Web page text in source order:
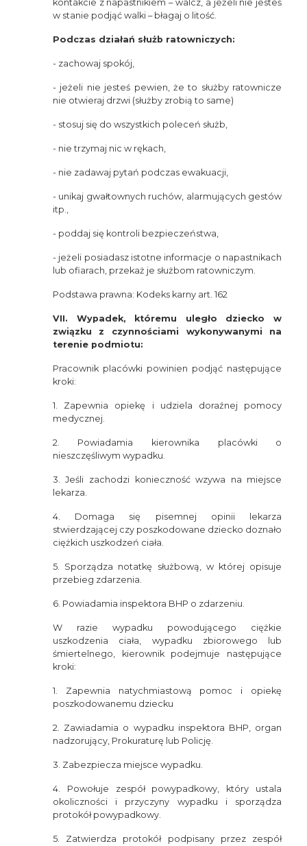
kontakcie z napastnikiem – walcz, a jeżeli nie jesteś
w stanie podjąć walki – błagaj o litość.
Podczas działań służb ratowniczych:
- zachowaj spokój,
- jeżeli nie jesteś pewien, że to służby ratownicze
nie otwieraj drzwi (służby zrobią to same)
- stosuj się do wszystkich poleceń służb,
- nie trzymaj nic w rękach,
- nie zadawaj pytań podczas ewakuacji,
- unikaj gwałtownych ruchów, alarmujących gestów
itp.,
- poddaj się kontroli bezpieczeństwa,
- jeżeli posiadasz istotne informacje o napastnikach
lub ofiarach, przekaż je służbom ratowniczym.
Podstawa prawna: Kodeks karny art. 162
VII. Wypadek, któremu uległo dziecko w
związku z czynnościami wykonywanymi na
terenie podmiotu:
Pracownik placówki powinien podjąć następujące
kroki:
1. Zapewnia opiekę i udziela doraźnej pomocy
medycznej.
2. Powiadamia kierownika placówki o
nieszczęśliwym wypadku.
3. Jeśli zachodzi konieczność wzywa na miejsce
lekarza.
4. Domaga się pisemnej opinii lekarza
stwierdzającej czy poszkodowane dziecko doznało
ciężkich uszkodzeń ciała.
5. Sporządza notatkę służbową, w której opisuje
przebieg zdarzenia.
6. Powiadamia inspektora BHP o zdarzeniu.
W razie wypadku powodującego ciężkie
uszkodzenia ciała, wypadku zbiorowego lub
śmiertelnego, kierownik podejmuje następujące
kroki:
1. Zapewnia natychmiastową pomoc i opiekę
poszkodowanemu dziecku
2. Zawiadamia o wypadku inspektora BHP, organ
nadzorujący, Prokuraturę lub Policję.
3. Zabezpiecza miejsce wypadku.
4. Powołuje zespół powypadkowy, który ustala
okoliczności i przyczyny wypadku i sporządza
protokół powypadkowy.
5. Zatwierdza protokół podpisany przez zespół